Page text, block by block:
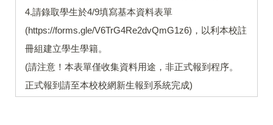
4.請錄取學生於4/9填寫基本資料表單
(https://forms.gle/V6TrG4Re2dvQmG1z6)，以利本校註
冊組建立學生學籍。
(請注意！本表單僅收集資料用途，非正式報到程序。
正式報到請至本校校網新生報到系統完成)